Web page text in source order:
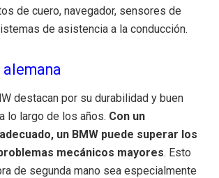
de cuero, navegador, sensores de
de asistencia a la conducción.
destacan por su durabilidad y buen
lo largo de los años. Con un
un BMW puede superar los
mecánicos mayores. Esto
de segunda mano sea especialmente